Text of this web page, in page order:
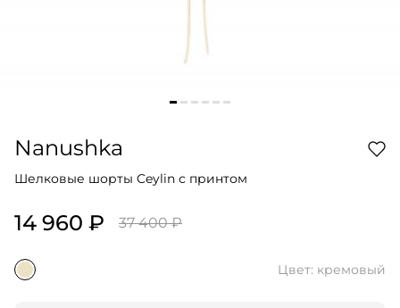
Nanushka
Шелковые шорты Ceylin с принтом
14 960 ₽ 37 400 ₽
Цвет: кремовый